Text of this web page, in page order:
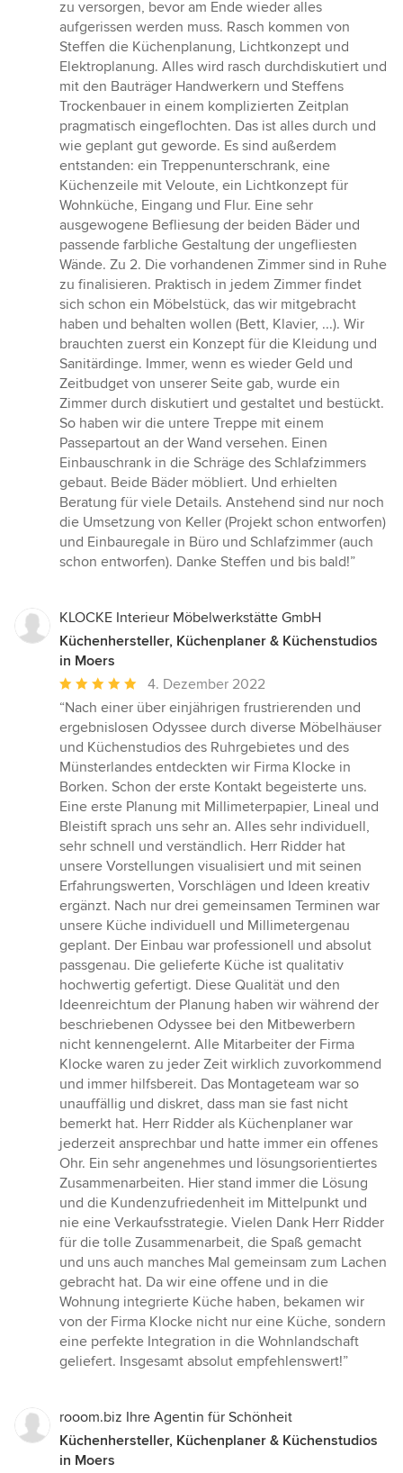
zu versorgen, bevor am Ende wieder alles
aufgerissen werden muss. Rasch kommen von
Steffen die Küchenplanung, Lichtkonzept und
Elektroplanung. Alles wird rasch durchdiskutiert und
mit den Bauträger Handwerkern und Steffens
Trockenbauer in einem komplizierten Zeitplan
pragmatisch eingeflochten. Das ist alles durch und
wie geplant gut geworde. Es sind außerdem
entstanden: ein Treppenunterschrank, eine
Küchenzeile mit Veloute, ein Lichtkonzept für
Wohnküche, Eingang und Flur. Eine sehr
ausgewogene Befliesung der beiden Bäder und
passende farbliche Gestaltung der ungefliesten
Wände. Zu 2. Die vorhandenen Zimmer sind in Ruhe
zu finalisieren. Praktisch in jedem Zimmer findet
sich schon ein Möbelstück, das wir mitgebracht
haben und behalten wollen (Bett, Klavier, ...). Wir
brauchten zuerst ein Konzept für die Kleidung und
Sanitärdinge. Immer, wenn es wieder Geld und
Zeitbudget von unserer Seite gab, wurde ein
Zimmer durch diskutiert und gestaltet und bestückt.
So haben wir die untere Treppe mit einem
Passepartout an der Wand versehen. Einen
Einbauschrank in die Schräge des Schlafzimmers
gebaut. Beide Bäder möbliert. Und erhielten
Beratung für viele Details. Anstehend sind nur noch
die Umsetzung von Keller (Projekt schon entworfen)
und Einbauregale in Büro und Schlafzimmer (auch
schon entworfen). Danke Steffen und bis bald!”
KLOCKE Interieur Möbelwerkstätte GmbH
Küchenhersteller, Küchenplaner & Küchenstudios
in Moers
Durchschnittliche
Bewertung:
5
von
5
Sternen
4. Dezember 2022
“Nach einer über einjährigen frustrierenden und
ergebnislosen Odyssee durch diverse Möbelhäuser
und Küchenstudios des Ruhrgebietes und des
Münsterlandes entdeckten wir Firma Klocke in
Borken. Schon der erste Kontakt begeisterte uns.
Eine erste Planung mit Millimeterpapier, Lineal und
Bleistift sprach uns sehr an. Alles sehr individuell,
sehr schnell und verständlich. Herr Ridder hat
unsere Vorstellungen visualisiert und mit seinen
Erfahrungswerten, Vorschlägen und Ideen kreativ
ergänzt. Nach nur drei gemeinsamen Terminen war
unsere Küche individuell und Millimetergenau
geplant. Der Einbau war professionell und absolut
passgenau. Die gelieferte Küche ist qualitativ
hochwertig gefertigt. Diese Qualität und den
Ideenreichtum der Planung haben wir während der
beschriebenen Odyssee bei den Mitbewerbern
nicht kennengelernt. Alle Mitarbeiter der Firma
Klocke waren zu jeder Zeit wirklich zuvorkommend
und immer hilfsbereit. Das Montageteam war so
unauffällig und diskret, dass man sie fast nicht
bemerkt hat. Herr Ridder als Küchenplaner war
jederzeit ansprechbar und hatte immer ein offenes
Ohr. Ein sehr angenehmes und lösungsorientiertes
Zusammenarbeiten. Hier stand immer die Lösung
und die Kundenzufriedenheit im Mittelpunkt und
nie eine Verkaufsstrategie. Vielen Dank Herr Ridder
für die tolle Zusammenarbeit, die Spaß gemacht
und uns auch manches Mal gemeinsam zum Lachen
gebracht hat. Da wir eine offene und in die
Wohnung integrierte Küche haben, bekamen wir
von der Firma Klocke nicht nur eine Küche, sondern
eine perfekte Integration in die Wohnlandschaft
geliefert. Insgesamt absolut empfehlenswert!”
rooom.biz Ihre Agentin für Schönheit
Küchenhersteller, Küchenplaner & Küchenstudios
in Moers